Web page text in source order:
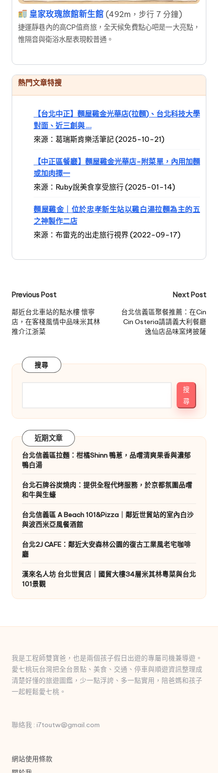
皇家玫瑰旅館新生館 (492m，步行 7 分鐘)
捷運靜巷內的高CP值商旅，全天候免費點心吧是一大亮點，
惟隔音與衛浴水壓表現較普通。
熱門文章特搜
【台北中正】麵屋雞金光華店(拉麵)、台北科技大學
對面、近三創與 …
來源：葛瑞斯肯樂活筆記 (2025-10-21)
【中正區餐廳】麵屋雞金光華店-附菜單，內用加麵
或加肉擇一
來源：Ruby說美食享受旅行 (2025-01-14)
麵屋雞金｜位於忠孝新生站以雞白湯拉麵為主的五
之神製作二店
來源：布雷克的出走旅行視界 (2022-09-17)
Post
navigation
Previous Post
鄰近台北車站的點水樓 懷寧
店，在客棧風情中品味米其林
推介江浙菜
Next Post
台北信義區聚餐推薦：在Cin
Cin Osteria請請義大利餐廳
逸仙店品味窯烤披薩
搜尋
搜
尋
近期文章
台北信義區拉麵：柑橘Shinn 鴨蔥，品嚐清爽果香與濃郁
鴨白湯
台北石牌谷炭燒肉：提供全程代烤服務，於京都氛圍品嚐
和牛與生蠔
台北信義區 A Beach 101&Pizza｜鄰近世貿站的室內白沙
與波西米亞風餐酒館
台北2J CAFE：鄰近大安森林公園的復古工業風老宅咖啡
廳
漢來名人坊 台北世貿店｜國貿大樓34層米其林粵菜與台北
101景觀
我是工程師雙寶爸，也是兩個孩子假日出遊的專屬司機兼導遊。
愛七桃玩台灣把全台景點、美食、交通、停車與順遊資訊整理成
清楚好懂的旅遊圖鑑，少一點浮誇、多一點實用，陪爸媽和孩子
一起輕鬆愛七桃。
聯絡我 : i7toutw@gmail.com
網站使用條款